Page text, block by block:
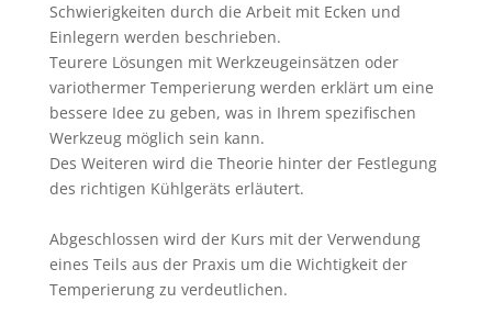
Schwierigkeiten durch die Arbeit mit Ecken und
Einlegern werden beschrieben.
Teurere Lösungen mit Werkzeugeinsätzen oder
variothermer Temperierung werden erklärt um eine
bessere Idee zu geben, was in Ihrem spezifischen
Werkzeug möglich sein kann.
Des Weiteren wird die Theorie hinter der Festlegung
des richtigen Kühlgeräts erläutert.
Abgeschlossen wird der Kurs mit der Verwendung
eines Teils aus der Praxis um die Wichtigkeit der
Temperierung zu verdeutlichen.